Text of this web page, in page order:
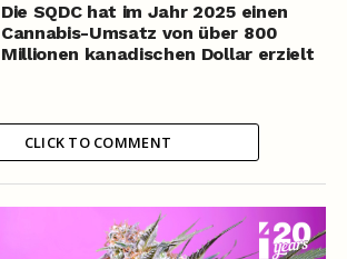
Die SQDC hat im Jahr 2025 einen
Cannabis-Umsatz von über 800
Millionen kanadischen Dollar erzielt
CLICK TO COMMENT